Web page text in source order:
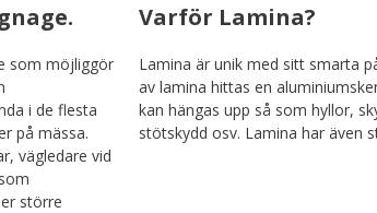
som möjliggör
i de flesta
på mässa.
vägledare vid
större
Varför Lamina?
Lamina är unik med sitt smarta
av lamina hittas en
kan hängas upp så som hyllor,
stötskydd osv. Lamina har även